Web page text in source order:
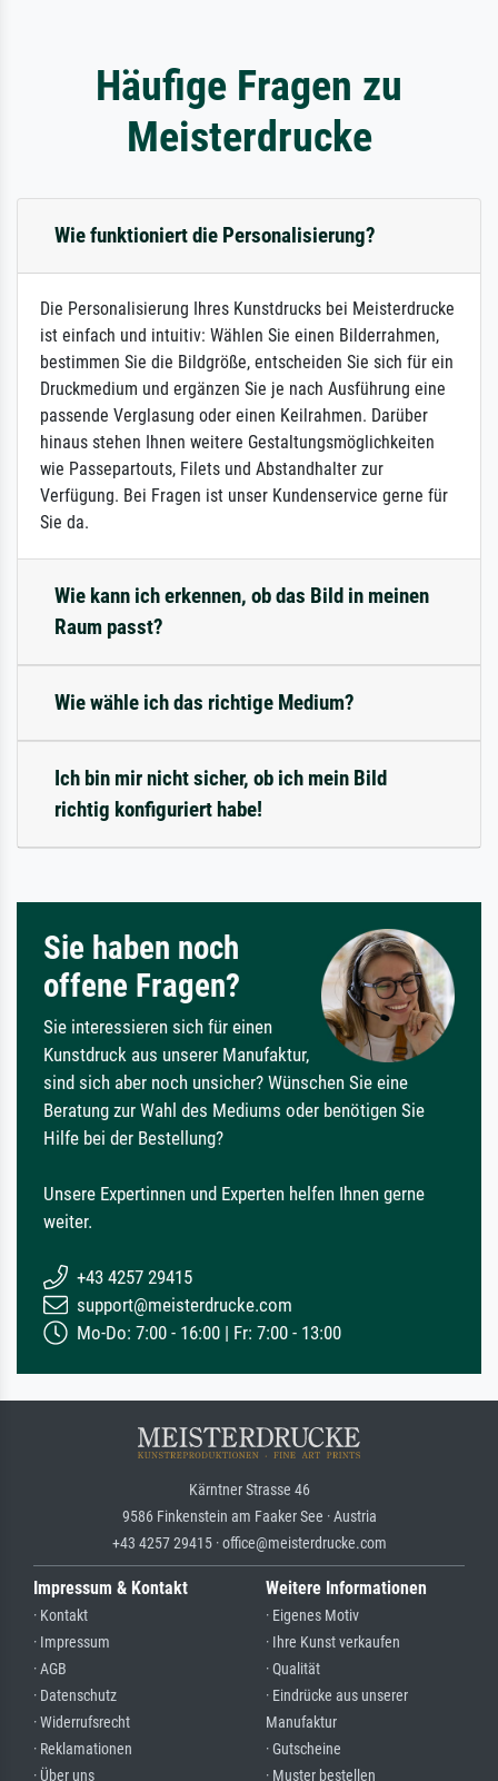
Häufige Fragen zu
Meisterdrucke
Wie funktioniert die Personalisierung?
Die Personalisierung Ihres Kunstdrucks bei Meisterdrucke
ist einfach und intuitiv: Wählen Sie einen Bilderrahmen,
bestimmen Sie die Bildgröße, entscheiden Sie sich für ein
Druckmedium und ergänzen Sie je nach Ausführung eine
passende Verglasung oder einen Keilrahmen. Darüber
hinaus stehen Ihnen weitere Gestaltungsmöglichkeiten
wie Passepartouts, Filets und Abstandhalter zur
Verfügung. Bei Fragen ist unser Kundenservice gerne für
Sie da.
Wie kann ich erkennen, ob das Bild in meinen
Raum passt?
Wie wähle ich das richtige Medium?
Ich bin mir nicht sicher, ob ich mein Bild
richtig konfiguriert habe!
Sie haben noch
offene Fragen?
Sie interessieren sich für einen
Kunstdruck aus unserer Manufaktur,
sind sich aber noch unsicher? Wünschen Sie eine
Beratung zur Wahl des Mediums oder benötigen Sie
Hilfe bei der Bestellung?
Unsere Expertinnen und Experten helfen Ihnen gerne
weiter.
+43 4257 29415
support@meisterdrucke.com
Mo-Do: 7:00 - 16:00 | Fr: 7:00 - 13:00
Kärntner Strasse 46
9586 Finkenstein am Faaker See · Austria
+43 4257 29415 · office@meisterdrucke.com
Impressum & Kontakt
· Kontakt
· Impressum
· AGB
· Datenschutz
· Widerrufsrecht
· Reklamationen
· Über uns
Weitere Informationen
· Eigenes Motiv
· Ihre Kunst verkaufen
· Qualität
· Eindrücke aus unserer
Manufaktur
· Gutscheine
· Muster bestellen